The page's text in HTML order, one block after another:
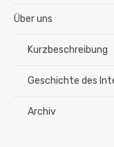
Über uns
Kurzbeschreibung
Geschichte des
Archiv